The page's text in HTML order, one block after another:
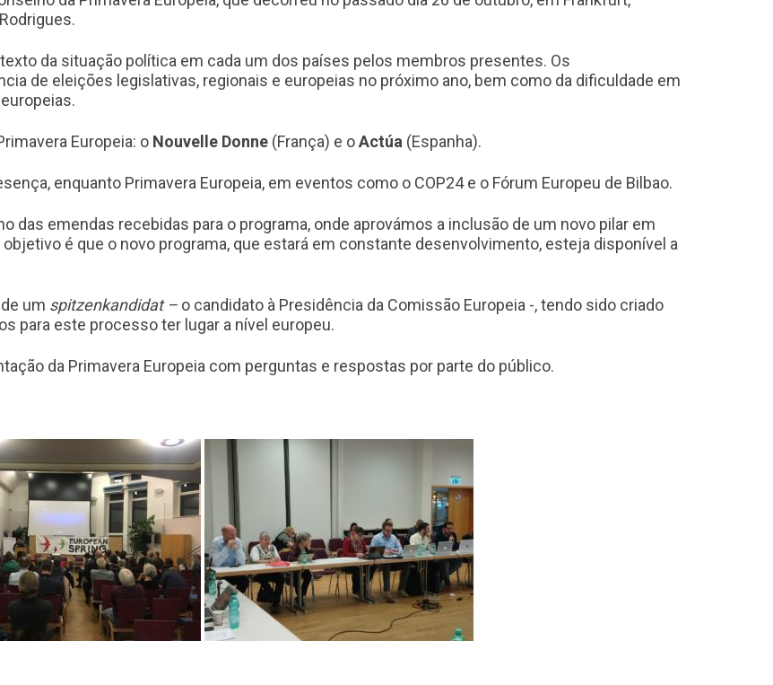
da situação política em cada um dos países pelos membros presentes. Os
de eleições legislativas, regionais e europeias no próximo ano, bem como da dificuldade em
Europeia: o Nouvelle Donne (França) e oActúa (Espanha).
enquanto Primavera Europeia, em eventos como o COP24 e o Fórum Europeu de Bilbao.
das emendas recebidas para o programa, onde aprovámos a inclusão de um novo pilar em
é que o novo programa, que estará em constante desenvolvimento, esteja disponível a
um spitzenkandidat – o candidato à Presidência da Comissão Europeia -, tendo sido criado
para este processo ter lugar a nível europeu.
da Primavera Europeia com perguntas e respostas por parte do público.